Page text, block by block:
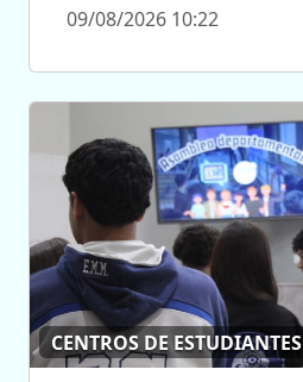
09/08/2026 10:22
CENTROS DE ESTUDIANTES